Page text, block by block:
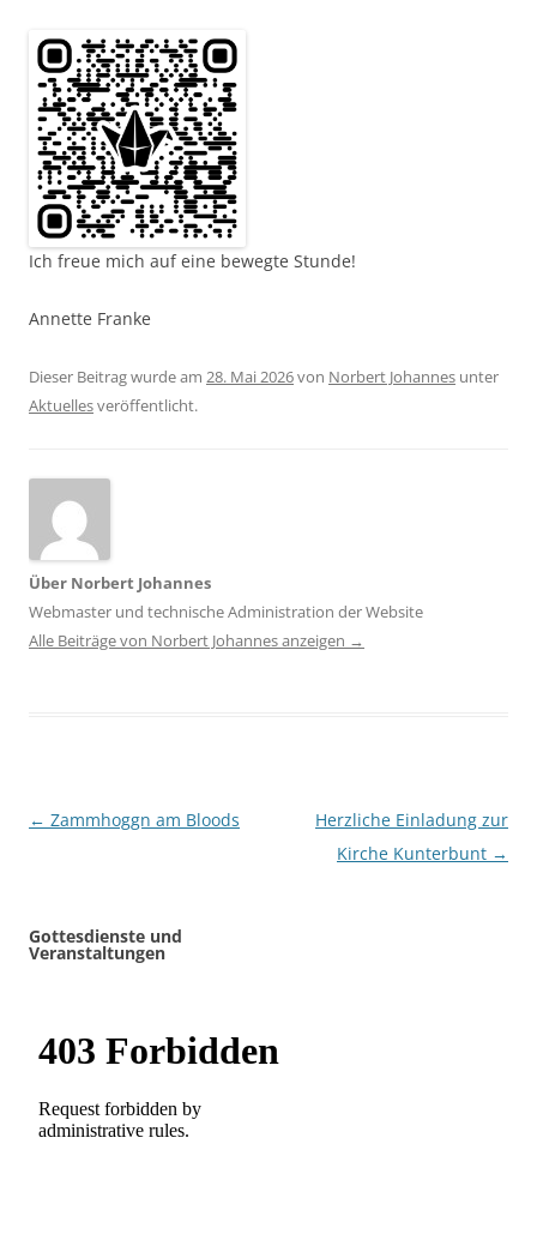
Ich freue mich auf eine bewegte Stunde!
Annette Franke
Dieser Beitrag wurde am 28. Mai 2026von Norbert Johannes unter
Aktuellesveröffentlicht.
Über Norbert Johannes
Webmaster und technische Administration der Website
Alle Beiträge von Norbert Johannes anzeigen →
Beitragsnavigation
← Zammhoggn am Bloods
Herzliche Einladung zur
Kirche Kunterbunt →
Gottesdienste und
Veranstaltungen